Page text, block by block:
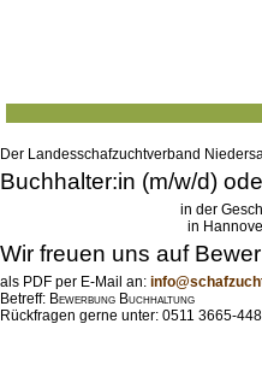
Die Bedeutung der Schafhaltung für
Kulturlandschaft, Artenvielfalt,
e.V. und die Interessengemeinschaft
Internationalen Hirtenjahrs 2026.